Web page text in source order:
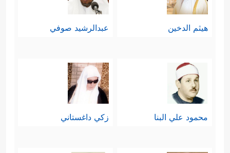
هيثم الدخين عبدالرشيد صوفي
محمود علي البنا زكي داغستاني